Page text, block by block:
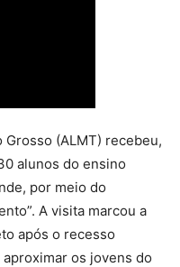
(ALMT) recebeu,
alunos do ensino
por meio do
A visita marcou a
após o recesso
os jovens do